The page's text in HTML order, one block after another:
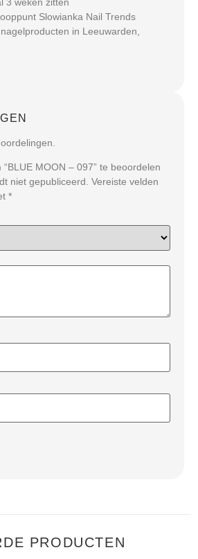
Slowianka Nail Trends
in Leeuwarden,
MOON – 097” te beoordelen
niet gepubliceerd. Vereiste velden
*
PRODUCTEN